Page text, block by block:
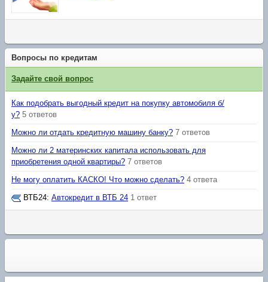
Вопросы по кредитам
Задайте свой вопрос
Как подобрать выгодный кредит на покупку автомобиля б/
у? 5 ответов
Можно ли отдать кредитную машину банку? 7 ответов
Можно ли 2 материнских капитала использовать для
приобретения одной квартиры? 7 ответов
Не могу оплатить КАСКО! Что можно сделать? 4 ответа
ВТБ24: Автокредит в ВТБ 24 1 ответ